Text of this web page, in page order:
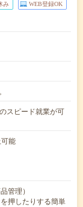
み WEB登録OK
スピード就業が可
能
管理）
押したりする簡単